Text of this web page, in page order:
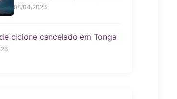
08/04/2026
ciclone cancelado em Tonga